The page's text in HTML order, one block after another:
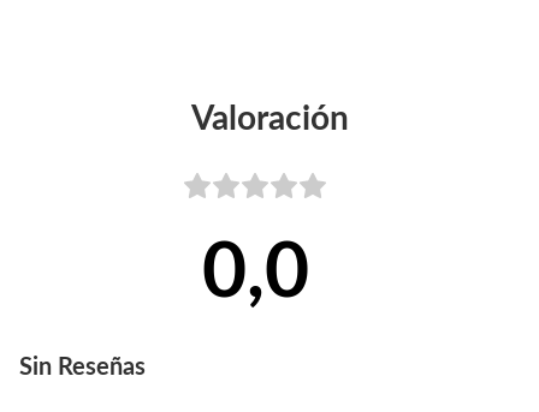
Valoración
0,0
Sin Reseñas